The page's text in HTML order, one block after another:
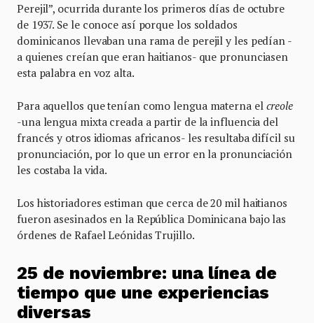
Perejil”, ocurrida durante los primeros días de octubre
de 1937. Se le conoce así porque los soldados
dominicanos llevaban una rama de perejil y les pedían -
a quienes creían que eran haitianos- que pronunciasen
esta palabra en voz alta.
Para aquellos que tenían como lengua materna el creole
-una lengua mixta creada a partir de la influencia del
francés y otros idiomas africanos- les resultaba difícil su
pronunciación, por lo que un error en la pronunciación
les costaba la vida.
Los historiadores estiman que cerca de 20 mil haitianos
fueron asesinados en la República Dominicana bajo las
órdenes de Rafael Leónidas Trujillo.
25 de noviembre: una línea de
tiempo que une experiencias
diversas